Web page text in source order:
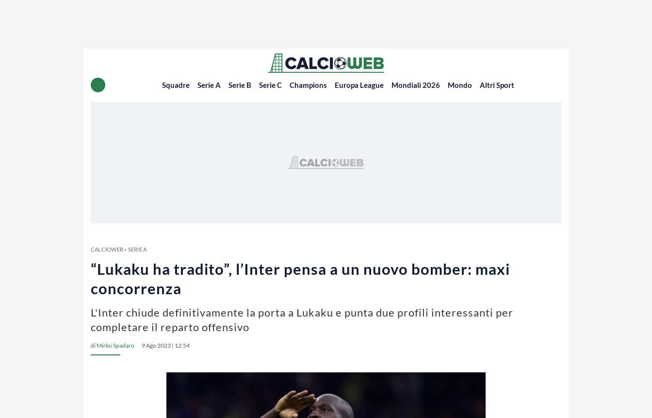
Squadre Serie A Serie B Serie C Champions Europa League Mondiali 2026 Mondo Altri Sport
CALCIOWEB» SERIE A
“Lukaku ha tradito”, l’Inter pensa a un nuovo bomber: maxi
concorrenza
L'Inter chiude definitivamente la porta a Lukaku e punta due profili interessanti per
completare il reparto offensivo
di Mirko Spadaro 9 Ago 2023 | 12:54